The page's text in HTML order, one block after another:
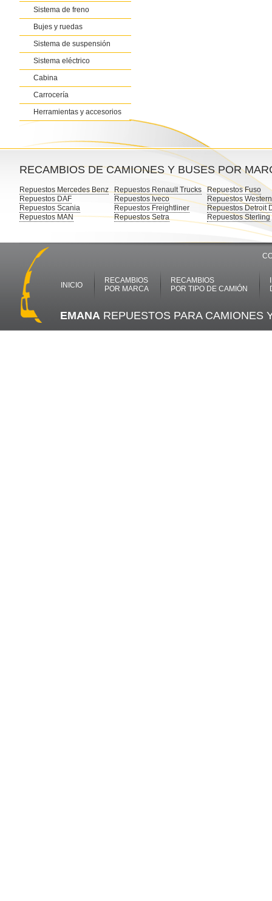
Sistema de freno
Bujes y ruedas
Sistema de suspensión
Sistema eléctrico
Cabina
Carrocería
Herramientas y accesorios
RECAMBIOS DE CAMIONES Y BUSES POR
Repuestos Mercedes Benz
Repuestos DAF
Repuestos Scania
Repuestos MAN
Repuestos Renault Trucks
Repuestos Iveco
Repuestos Freightliner
Repuestos Setra
Repuestos Fuso
Repuestos
Repuestos Detroit
Repuestos Sterling
INICIO
RECAMBIOS
POR MARCA
RECAMBIOS
POR TIPO DE CAMIÓN
EMANA REPUESTOS PARA CAMIONES